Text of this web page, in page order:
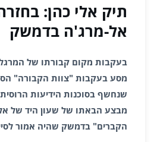
תיק אלי כהן:
אל-מרג'ה בדמשק
בעקבות מקום קבורתו של
מסע בעקבות "צוות הקבורה"
שנחשף בסוכנות הידיעות
מבצע הבאתו של שעון היד של
הקברים" בדמשק שהיה אמור